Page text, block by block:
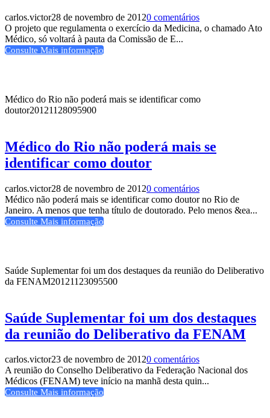
carlos.victor28 de novembro de 20120 comentários
O projeto que regulamenta o exercício da Medicina, o chamado Ato
Médico, só voltará à pauta da Comissão de E...
Consulte Mais informação
Médico do Rio não poderá mais se identificar como
doutor20121128095900
Médico do Rio não poderá mais se
identificar como doutor
carlos.victor28 de novembro de 20120 comentários
Médico não poderá mais se identificar como doutor no Rio de
Janeiro. A menos que tenha título de doutorado. Pelo menos &ea...
Consulte Mais informação
Saúde Suplementar foi um dos destaques da reunião do Deliberativo
da FENAM20121123095500
Saúde Suplementar foi um dos destaques
da reunião do Deliberativo da FENAM
carlos.victor23 de novembro de 20120 comentários
A reunião do Conselho Deliberativo da Federação Nacional dos
Médicos (FENAM) teve início na manhã desta quin...
Consulte Mais informação